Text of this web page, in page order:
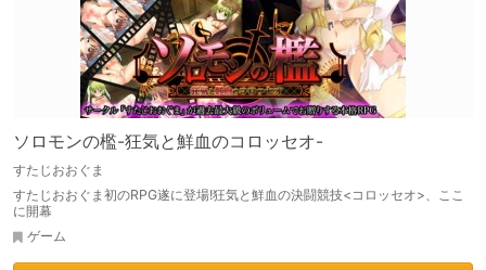
ソロモンの檻-狂気と鮮血のコロッセオ-
すたじおおぐま
すたじおおぐま初のRPG遂に登場!狂気と鮮血の決闘競技<コロッセオ>、ここ
に開幕
ゲーム